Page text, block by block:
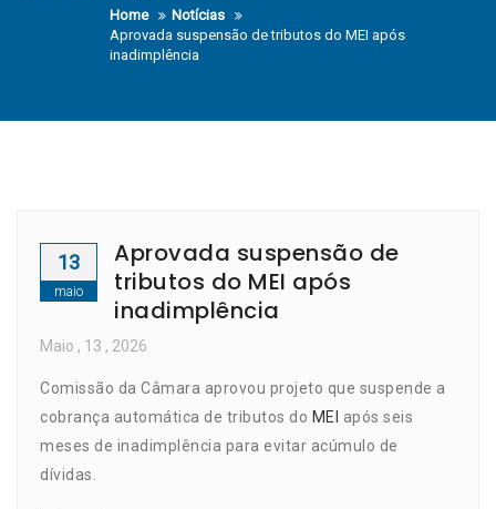
Home
Notícias
Aprovada suspensão de tributos do MEI após
inadimplência
13
maio
Aprovada suspensão de
tributos do MEI após
inadimplência
Maio , 13 , 2026
Comissão da Câmara aprovou projeto que suspende a
cobrança automática de tributos do MEI após seis
meses de inadimplência para evitar acúmulo de
dívidas.